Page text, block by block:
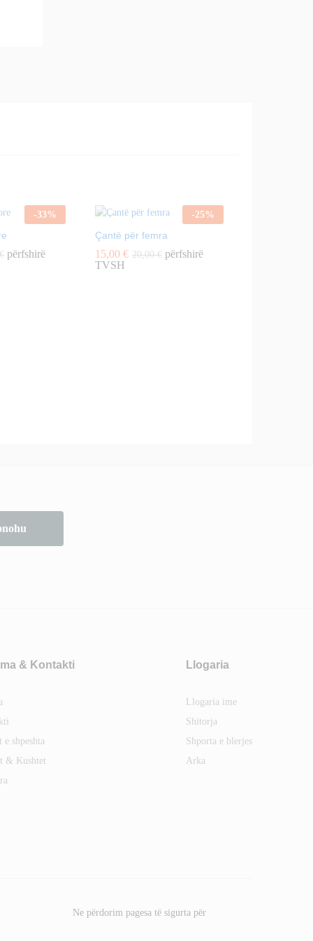
-33%
€ përfshirë
-25%
Çantë për femra
15,00 € 20,00€ përfshirë
TVSH
& Kontakti
e shpeshta
& Kushtet
Llogaria
Llogaria ime
Shitorja
Shporta e blerjes
Arka
Ne përdorim pagesa të sigurta për